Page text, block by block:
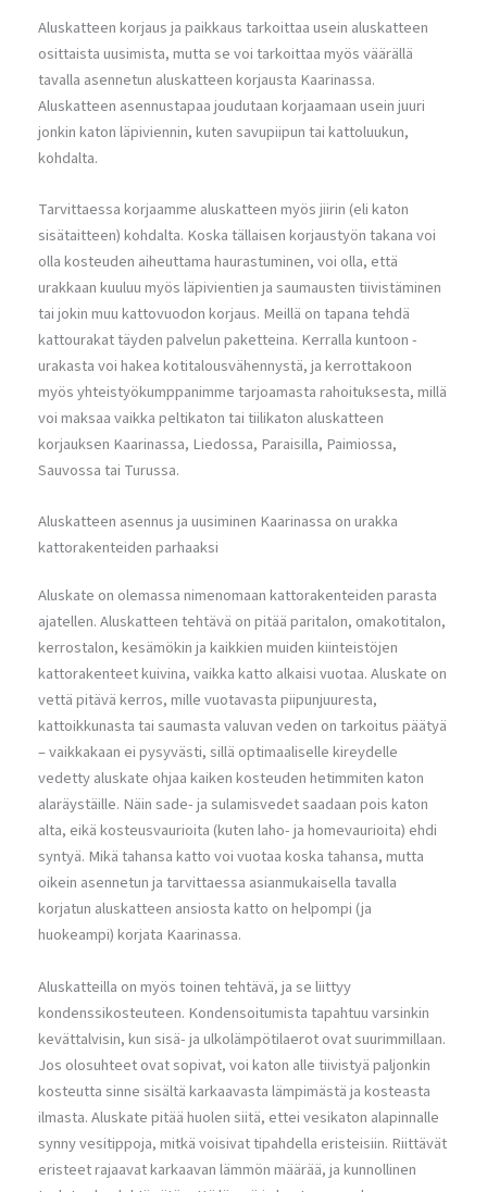
Aluskatteen korjaus ja paikkaus tarkoittaa usein aluskatteen
osittaista uusimista, mutta se voi tarkoittaa myös väärällä
tavalla asennetun aluskatteen korjausta Kaarinassa.
Aluskatteen asennustapaa joudutaan korjaamaan usein juuri
jonkin katon läpiviennin, kuten savupiipun tai kattoluukun,
kohdalta.
Tarvittaessa korjaamme aluskatteen myös jiirin (eli katon
sisätaitteen) kohdalta. Koska tällaisen korjaustyön takana voi
olla kosteuden aiheuttama haurastuminen, voi olla, että
urakkaan kuuluu myös läpivientien ja saumausten tiivistäminen
tai jokin muu kattovuodon korjaus. Meillä on tapana tehdä
kattourakat täyden palvelun paketteina. Kerralla kuntoon -
urakasta voi hakea kotitalousvähennystä, ja kerrottakoon
myös yhteistyökumppanimme tarjoamasta rahoituksesta, millä
voi maksaa vaikka peltikaton tai tiilikaton aluskatteen
korjauksen Kaarinassa, Liedossa, Paraisilla, Paimiossa,
Sauvossa tai Turussa.
Aluskatteen asennus ja uusiminen Kaarinassa on urakka
kattorakenteiden parhaaksi
Aluskate on olemassa nimenomaan kattorakenteiden parasta
ajatellen. Aluskatteen tehtävä on pitää paritalon, omakotitalon,
kerrostalon, kesämökin ja kaikkien muiden kiinteistöjen
kattorakenteet kuivina, vaikka katto alkaisi vuotaa. Aluskate on
vettä pitävä kerros, mille vuotavasta piipunjuuresta,
kattoikkunasta tai saumasta valuvan veden on tarkoitus päätyä
– vaikkakaan ei pysyvästi, sillä optimaaliselle kireydelle
vedetty aluskate ohjaa kaiken kosteuden hetimmiten katon
alaräystäille. Näin sade- ja sulamisvedet saadaan pois katon
alta, eikä kosteusvaurioita (kuten laho- ja homevaurioita) ehdi
syntyä. Mikä tahansa katto voi vuotaa koska tahansa, mutta
oikein asennetun ja tarvittaessa asianmukaisella tavalla
korjatun aluskatteen ansiosta katto on helpompi (ja
huokeampi) korjata Kaarinassa.
Aluskatteilla on myös toinen tehtävä, ja se liittyy
kondenssikosteuteen. Kondensoitumista tapahtuu varsinkin
kevättalvisin, kun sisä- ja ulkolämpötilaerot ovat suurimmillaan.
Jos olosuhteet ovat sopivat, voi katon alle tiivistyä paljonkin
kosteutta sinne sisältä karkaavasta lämpimästä ja kosteasta
ilmasta. Aluskate pitää huolen siitä, ettei vesikaton alapinnalle
synny vesitippoja, mitkä voisivat tipahdella eristeisiin. Riittävät
eristeet rajaavat karkaavan lämmön määrää, ja kunnollinen